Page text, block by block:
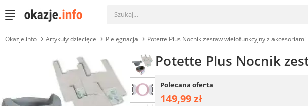
Okazje.info Artykuły dziecięce Pielęgnacja Potette Plus Nocnik zestaw wielofunkcyjny z akcesoriami
Potette Plus Nocnik
Polecana oferta
149,99 zł